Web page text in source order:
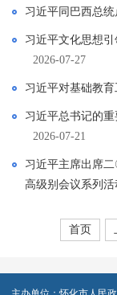
习近平同巴西总
习近平文化思想
2026-07-27
习近平对基础教
习近平总书记的
2026-07-21
习近平主席出席
高级别会议系列
首页